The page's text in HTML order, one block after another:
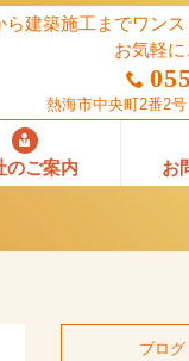
ら建築施工までワン
お気軽
熱海市中央町2番2号
のご案内 お
ブロ